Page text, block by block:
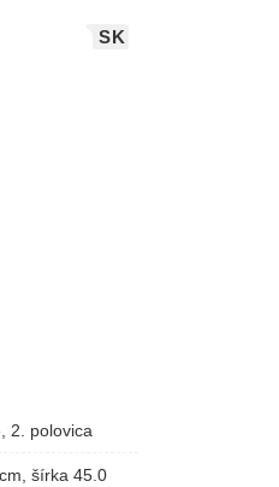
SK
2. polovica
šírka 45.0